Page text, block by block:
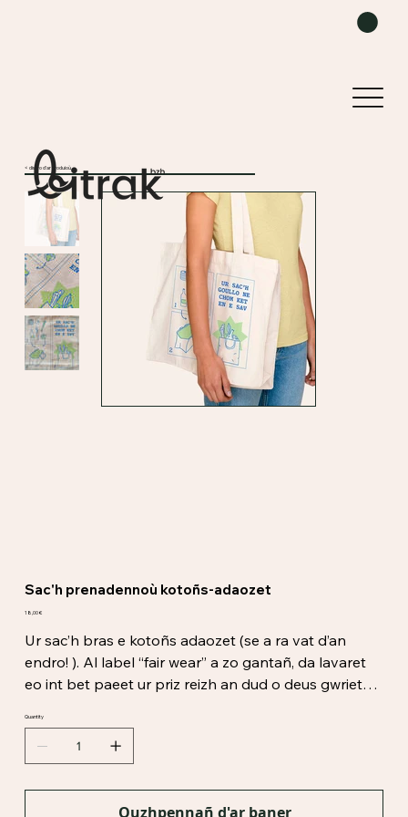
< distro d'ar produioù
Sac'h prenadennoù kotoñs-adaozet
Price
18,00 €
Ur sac’h bras e kotoñs adaozet (se a ra vat d’an
endro! ). Al label “fair wear” a zo gantañ, da lavaret
eo int bet paeet ur priz reizh an dud o deus gwriet
gwer, gant an dro-lavar e brezhoneg “Ur sac’h
goullo ne chom ket en e sav”. Lakait boued mat
Quantity
Ouzhpennañ d'ar baner